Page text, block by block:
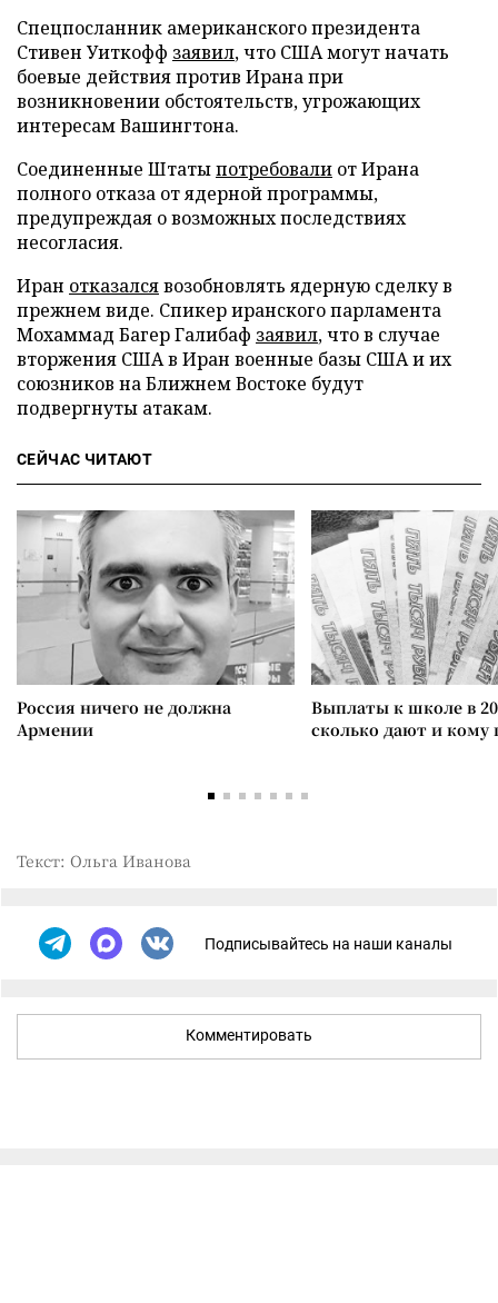
Спецпосланник американского президента
Стивен Уиткофф заявил, что США могут начать
боевые действия против Ирана при
возникновении обстоятельств, угрожающих
интересам Вашингтона.
Соединенные Штатыпотребовали от Ирана
полного отказа от ядерной программы,
предупреждая о возможных последствиях
несогласия.
Иран отказалсявозобновлять ядерную сделку в
прежнем виде. Спикер иранского парламента
Мохаммад Багер Галибаф заявил, что в случае
вторжения США в Иран военные базы США и их
союзников на Ближнем Востоке будут
подвергнуты атакам.
СЕЙЧАС ЧИТАЮТ
Россия ничего не должна
Армении
Выплаты к школе в
сколько дают и
Текст: Ольга Иванова
Подписывайтесь на наши каналы
Комментировать